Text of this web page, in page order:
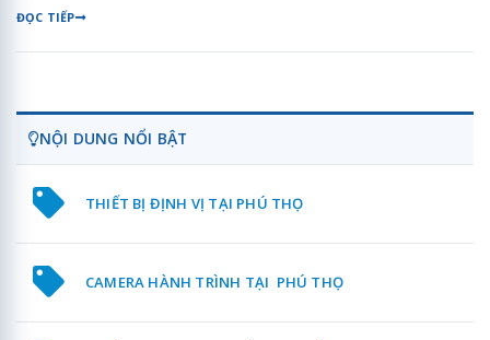
ĐỌC TIẾP
NỘI DUNG NỔI BẬT
THIẾT BỊ ĐỊNH VỊ TẠI PHÚ THỌ
CAMERA HÀNH TRÌNH TẠI PHÚ THỌ